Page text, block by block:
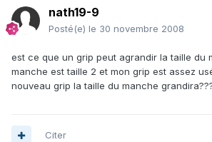
nath19-9
Posté(e) le 30 novembre 2008
est ce que un grip peut agrandir la taille du
manche est taille 2 et mon grip est assez
nouveau grip la taille du manche
Citer